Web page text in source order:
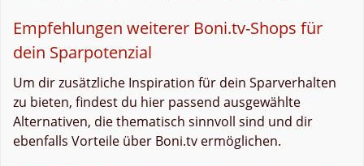
Empfehlungen weiterer Boni.tv-Shops für
dein Sparpotenzial
Um dir zusätzliche Inspiration für dein Sparverhalten
zu bieten, findest du hier passend ausgewählte
Alternativen, die thematisch sinnvoll sind und dir
ebenfalls Vorteile über Boni.tv ermöglichen.